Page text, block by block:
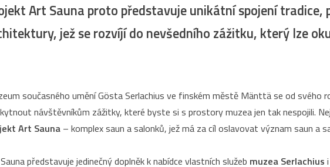
Art Sauna proto představuje unikátní spojení tradice,
jež se rozvíjí do nevšedního zážitku, který lze
současného umění Gösta Serlachius ve finském městě Mänttä se od svého
návštěvníkům zážitky, které byste si s prostory muzea jen tak nespojili.
Art Sauna – komplex saun a salonků, jež má za cíl oslavovat význam saun a
představuje jedinečný doplněk k nabídce vlastních služeb muzea Serlachius